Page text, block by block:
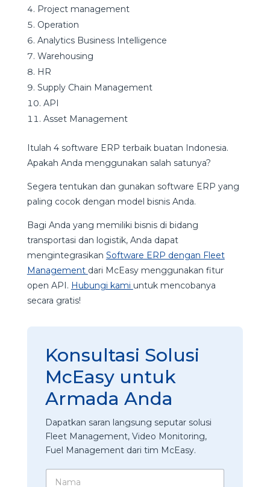
Project management
Operation
Analytics Business Intelligence
Warehousing
HR
Supply Chain Management
API
Asset Management
Itulah 4 software ERP terbaik buatan Indonesia.
Apakah Anda menggunakan salah satunya?
Segera tentukan dan gunakan software ERP yang
paling cocok dengan model bisnis Anda.
Bagi Anda yang memiliki bisnis di bidang
transportasi dan logistik, Anda dapat
mengintegrasikan Software ERP dengan Fleet
Management dari McEasy menggunakan fitur
open API. Hubungi kami untuk mencobanya
secara gratis!
Konsultasi Solusi
McEasy untuk
Armada Anda
Dapatkan saran langsung seputar solusi
Fleet Management, Video Monitoring,
Fuel Management dari tim McEasy.